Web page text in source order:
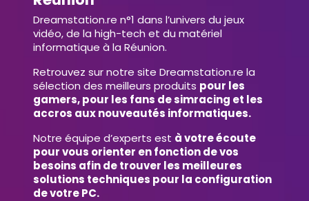
Dreamstation.re n°1 dans l’univers du jeux
vidéo, de la high-tech et du matériel
informatique à la Réunion.
Retrouvez sur notre site Dreamstation.re la
sélection des meilleurs produits pour les
gamers, pour les fans de simracing et les
accros aux nouveautés informatiques.
Notre équipe d’experts est à votre écoute
pour vous orienter en fonction de vos
besoins afin de trouver les meilleures
solutions techniques pour la configuration
de votre PC.